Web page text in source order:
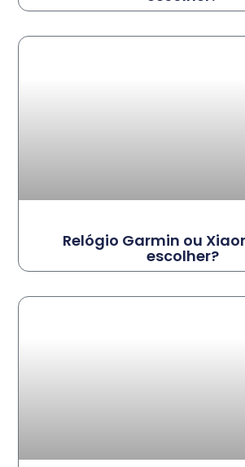
Relógio Garmin ou
escolher?